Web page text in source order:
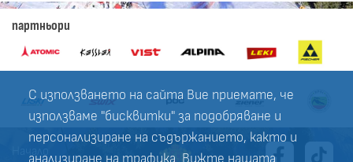
С използването на сайта Вие приемате, че
използваме "бисквитки" за подобряване и
персонализиране на съдържанието, както и
анализиране на трафика. Вижте нашата
партньори